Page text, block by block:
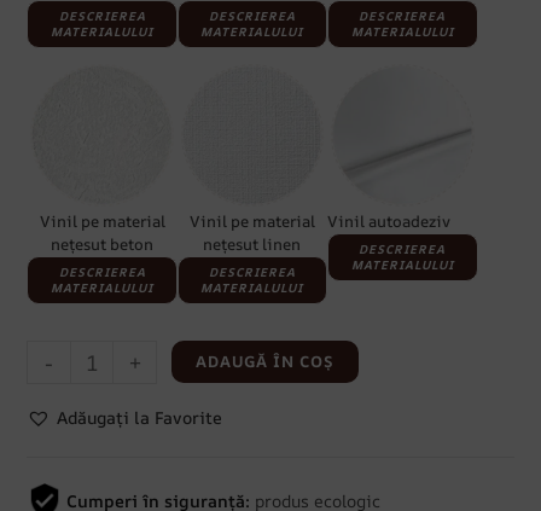
DESCRIEREA
MATERIALULUI
DESCRIEREA
MATERIALULUI
DESCRIEREA
MATERIALULUI
Vinil pe material
nețesut beton
DESCRIEREA
MATERIALULUI
Vinil pe material
nețesut linen
DESCRIEREA
MATERIALULUI
Vinil autoadeziv
DESCRIEREA
MATERIALULUI
- + ADAUGĂ ÎN COȘ
Adăugați la Favorite
Cumperi în siguranță: produs ecologic